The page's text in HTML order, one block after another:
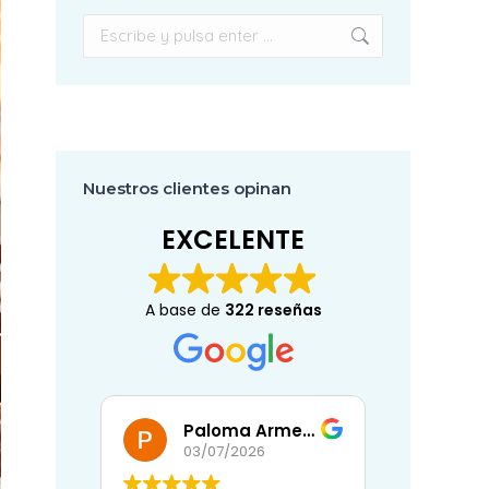
Nuestros clientes opinan
EXCELENTE
A base de 322 reseñas
Eli
02/07/2026